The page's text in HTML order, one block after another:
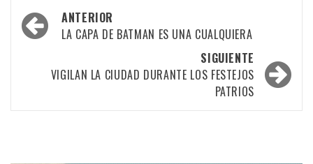
Navegación
por
entradas
ANTERIOR
LA CAPA DE BATMAN ES UNA CUALQUIERA
SIGUIENTE
VIGILAN LA CIUDAD DURANTE LOS FESTEJOS
PATRIOS